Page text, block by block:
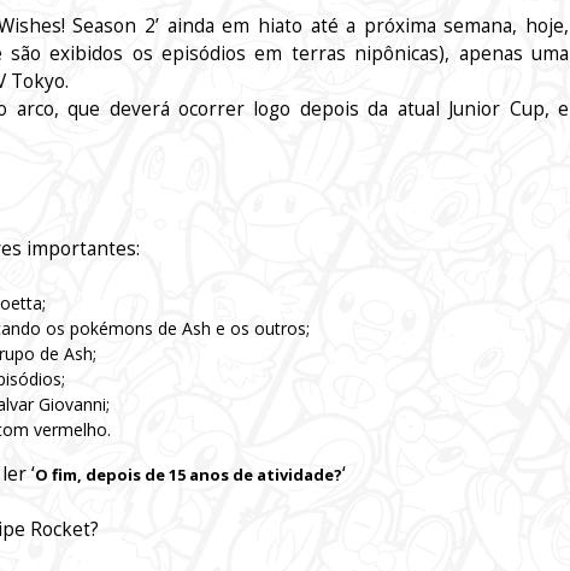
Season 2’ ainda em hiato até a próxima semana, hoje,
exibidos os episódios em terras nipônicas), apenas uma
Tokyo.
arco, que deverá ocorrer logo depois da atual Junior Cup, e
importantes:
os pokémons de Ash e os outros;
de Ash;
Giovanni;
vermelho.
‘O fim, depois de 15 anos de atividade?‘
Rocket?